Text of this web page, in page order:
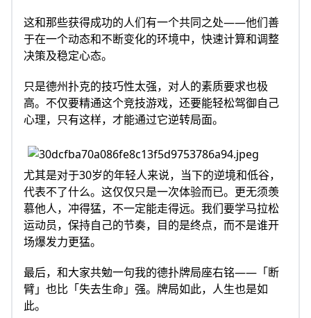
这和那些获得成功的人们有一个共同之处——他们善
于在一个动态和不断变化的环境中，快速计算和调整
决策及稳定心态。
只是德州扑克的技巧性太强，对人的素质要求也极
高。不仅要精通这个竞技游戏，还要能轻松驾御自己
心理，只有这样，才能通过它逆转局面。
尤其是对于30岁的年轻人来说，当下的逆境和低谷，
代表不了什么。这仅仅只是一次体验而已。更无须羡
慕他人，冲得猛，不一定能走得远。我们要学马拉松
运动员，保持自己的节奏，目的是终点，而不是谁开
场爆发力更猛。
最后，和大家共勉一句我的德扑牌局座右铭——「断
臂」也比「失去生命」强。牌局如此，人生也是如
此。